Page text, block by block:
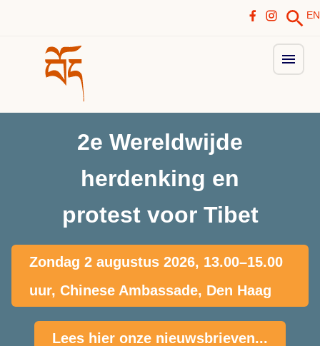
EN
2e Wereldwijde
herdenking en
protest voor Tibet
Zondag 2 augustus 2026, 13.00–15.00
uur, Chinese Ambassade, Den Haag
Lees hier onze nieuwsbrieven...